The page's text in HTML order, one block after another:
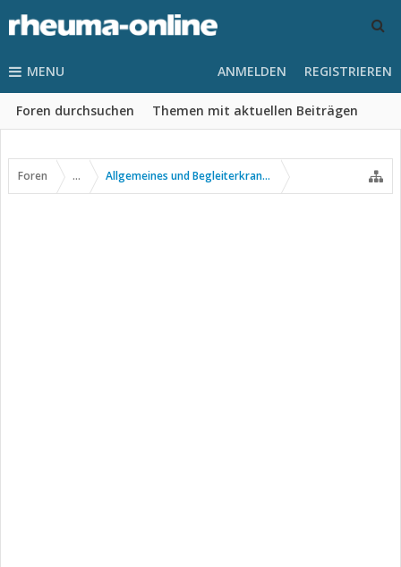
MENU
Foren durchsuchen Themen mit aktuellen Beiträgen
ANMELDEN REGISTRIEREN
Foren ... Allgemeines und Begleiterkrankungen